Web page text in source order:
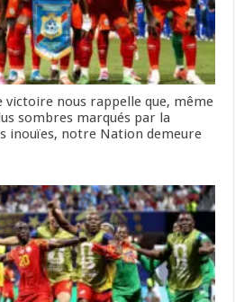
victoire nous rappelle que, même
sombres marqués par la
inouïes, notre Nation demeure